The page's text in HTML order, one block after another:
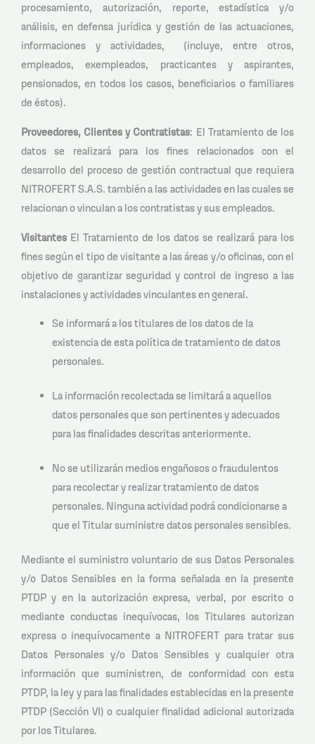
procesamiento, autorización, reporte, estadística y/o
análisis, en defensa jurídica y gestión de las actuaciones,
informaciones y actividades, (incluye, entre otros,
empleados, exempleados, practicantes y aspirantes,
pensionados, en todos los casos, beneficiarios o familiares
de éstos).
Proveedores, Clientes y Contratistas: El Tratamiento de los
datos se realizará para los fines relacionados con el
desarrollo del proceso de gestión contractual que requiera
NITROFERT S.A.S. también a las actividades en las cuales se
relacionan o vinculan a los contratistas y sus empleados.
Visitantes El Tratamiento de los datos se realizará para los
fines según el tipo de visitante a las áreas y/o oficinas, con el
objetivo de garantizar seguridad y control de ingreso a las
instalaciones y actividades vinculantes en general.
Se informará a los titulares de los datos de la
existencia de esta política de tratamiento de datos
personales.
La información recolectada se limitará a aquellos
datos personales que son pertinentes y adecuados
para las finalidades descritas anteriormente.
No se utilizarán medios engañosos o fraudulentos
para recolectar y realizar tratamiento de datos
personales. Ninguna actividad podrá condicionarse a
que el Titular suministre datos personales sensibles.
Mediante el suministro voluntario de sus Datos Personales
y/o Datos Sensibles en la forma señalada en la presente
PTDP y en la autorización expresa, verbal, por escrito o
mediante conductas inequívocas, los Titulares autorizan
expresa o inequívocamente a NITROFERT para tratar sus
Datos Personales y/o Datos Sensibles y cualquier otra
información que suministren, de conformidad con esta
PTDP, la ley y para las finalidades establecidas en la presente
PTDP (Sección VI) o cualquier finalidad adicional autorizada
por los Titulares.